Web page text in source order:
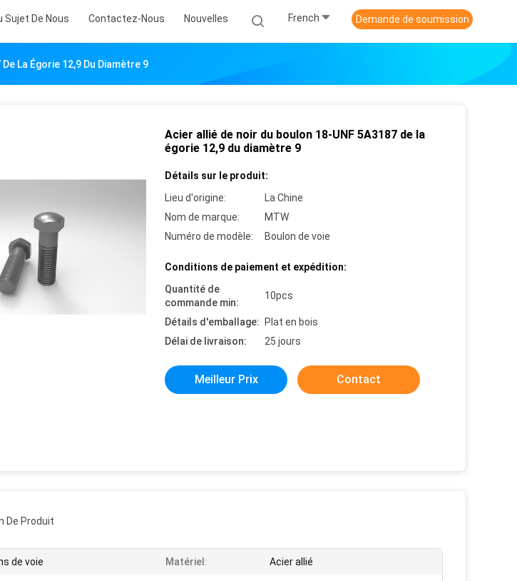
Sujet De Nous Contactez-Nous Nouvelles French Demande de soumission
La Égorie 12,9 Du Diamètre 9
Acier allié de noir du boulon 18-UNF 5A3187 de la
égorie 12,9 du diamètre 9
Détails sur le produit:
Lieu d'origine:
La Chine
Nom de marque:
MTW
Numéro de modèle:
Boulon de voie
Conditions de paiement et expédition:
Quantité de
commande min:
10pcs
Détails d'emballage:
Plat en bois
Délai de livraison:
25 jours
Meilleur Prix Contact
De Produit
de voie Matériel: Acier allié